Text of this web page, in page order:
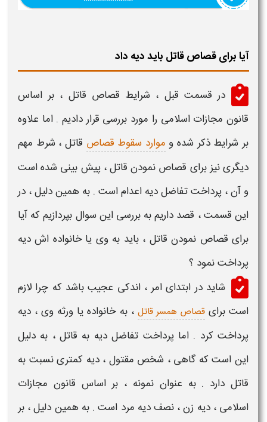
آیا برای قصاص قاتل باید دیه داد
در قسمت قبل ، شرایط قصاص قاتل ، بر اساس
قانون مجازات اسلامی را مورد بررسی قرار دادیم . اما علاوه
بر شرایطذکر شده و موارد سقوط قصاص قاتل ، شرط مهم
دیگری نیز برای قصاص نمودن قاتل، پیش بینی شده است
و آن ، پرداخت تفاضلدیه اعداماست . به همین دلیل ، در
این قسمت ، قصد داریم به بررسی این سوال بپردازیم که آیا
برای قصاص نمودن قاتل ، باید به وی یا خانواده اش دیه
پرداخت نمود ؟
شاید در ابتدای امر ، اندکی عجیب باشد که چرا لازم
استبرایقصاص همسر قاتل ، به خانواده یا ورثه وی ، دیه
پرداخت کرد . اماپرداخت تفاضل دیه به قاتل، به دلیل
این است که گاهی ، شخص مقتول ،دیه کمتری نسبت به
قاتل دارد . به عنوان نمونه ، بر اساس قانون مجازات
اسلامی ،دیه زن ، نصفدیه مرد است . به همین دلیل ، بر